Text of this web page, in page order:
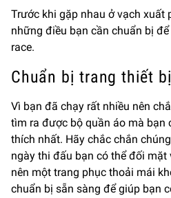
Trước khi gặp nhau ở vạch xuất
những điều bạn cần chuẩn bị
race.
Chuẩn bị trang thiết bị
Vì bạn đã chạy rất nhiều nên
tìm ra được bộ quần áo mà bạn
thích nhất. Hãy chắc chắn
ngày thi đấu bạn có thể đối
nên một trang phục thoải mái
chuẩn bị sẵn sàng để giúp bạn